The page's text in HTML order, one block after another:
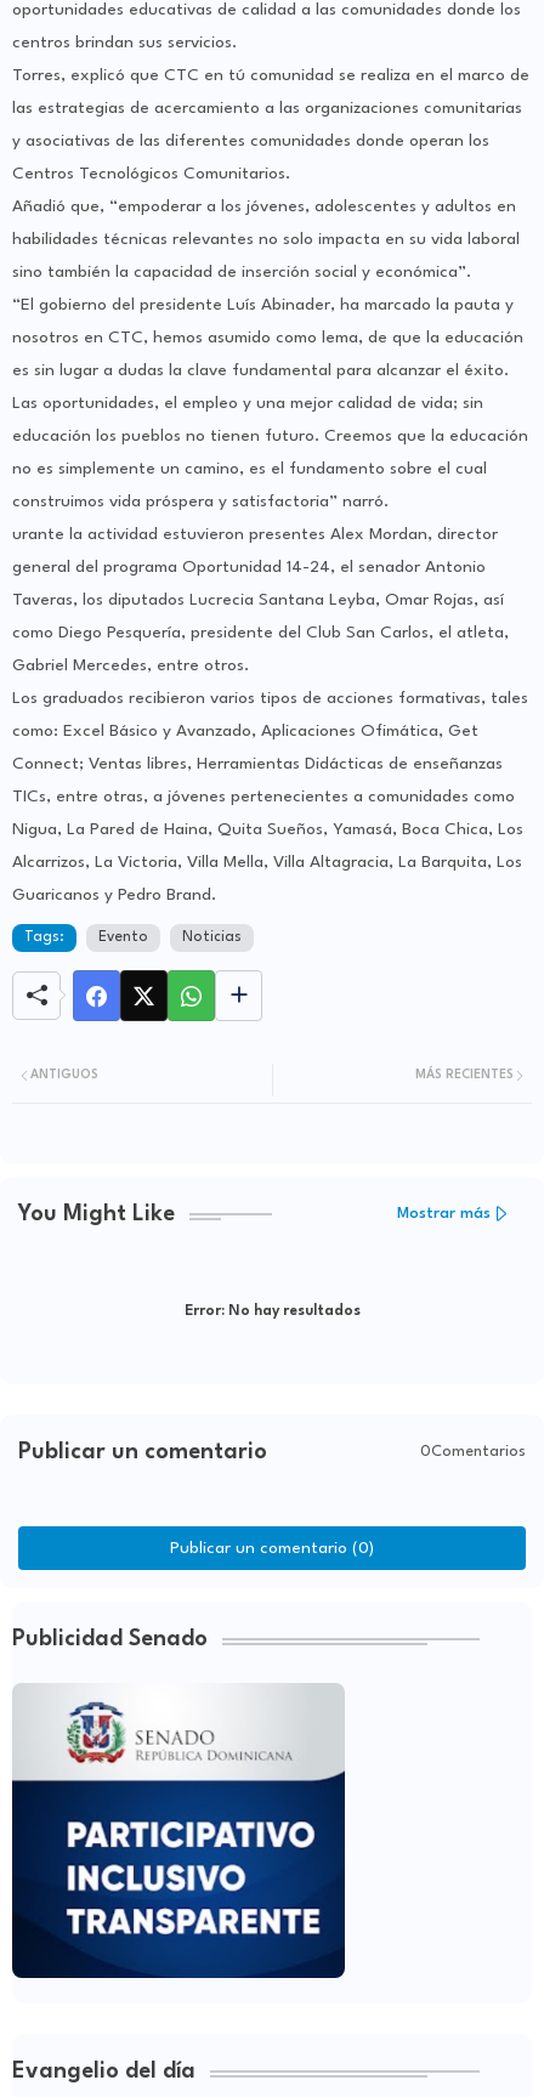
oportunidades educativas de calidad a las comunidades donde los
centros brindan sus servicios.
Torres, explicó que CTC en tú comunidad se realiza en el marco de
las estrategias de acercamiento a las organizaciones comunitarias
y asociativas de las diferentes comunidades donde operan los
Centros Tecnológicos Comunitarios.
Añadió que, “empoderar a los jóvenes, adolescentes y adultos en
habilidades técnicas relevantes no solo impacta en su vida laboral
sino también la capacidad de inserción social y económica”.
“El gobierno del presidente Luís Abinader, ha marcado la pauta y
nosotros en CTC, hemos asumido como lema, de que la educación
es sin lugar a dudas la clave fundamental para alcanzar el éxito.
Las oportunidades, el empleo y una mejor calidad de vida; sin
educación los pueblos no tienen futuro. Creemos que la educación
no es simplemente un camino, es el fundamento sobre el cual
construimos vida próspera y satisfactoria” narró.
urante la actividad estuvieron presentes Alex Mordan, director
general del programa Oportunidad 14-24, el senador Antonio
Taveras, los diputados Lucrecia Santana Leyba, Omar Rojas, así
como Diego Pesquería, presidente del Club San Carlos, el atleta,
Gabriel Mercedes, entre otros.
Los graduados recibieron varios tipos de acciones formativas, tales
como: Excel Básico y Avanzado, Aplicaciones Ofimática, Get
Connect; Ventas libres, Herramientas Didácticas de enseñanzas
TICs, entre otras, a jóvenes pertenecientes a comunidades como
Nigua, La Pared de Haina, Quita Sueños, Yamasá, Boca Chica, Los
Alcarrizos, La Victoria, Villa Mella, Villa Altagracia, La Barquita, Los
Guaricanos y Pedro Brand.
Tags: Evento Noticias
MÁS RECIENTES
ANTIGUOS
You Might Like Mostrar más
Error:No hay resultados
Publicar un comentario 0Comentarios
Publicar un comentario (0)
Publicidad Senado
Evangelio del día